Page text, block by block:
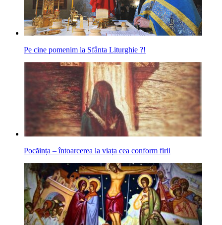
Pe cine pomenim la Sfânta Liturghie ?!
Pocăința – întoarcerea la viața cea conform firii